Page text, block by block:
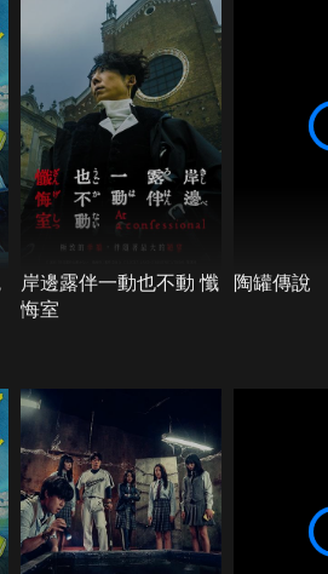
子不惜與幽里亞、昭斗一同
開駭人的真相。她們是否能
祭的到來呢？
岸邊露伴一動也不動 懺
悔室
陶罐傳說